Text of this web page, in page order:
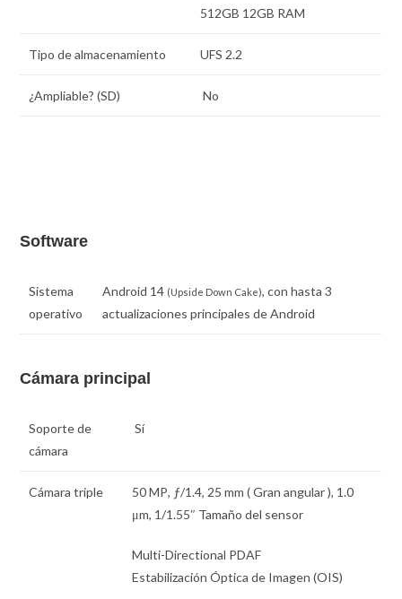
512GB 12GB RAM
Tipo de almacenamiento UFS 2.2
¿Ampliable? (SD) No
Software
Sistema
operativo
Android 14 (Upside Down Cake), con hasta 3
actualizaciones principales de Android
Cámara principal
Soporte de
cámara
Sí
Cámara triple 50 MP, ƒ/1.4, 25 mm ( Gran angular ), 1.0
μm, 1/1.55″ Tamaño del sensor
Multi-Directional PDAF
Estabilización Óptica de Imagen (OIS)